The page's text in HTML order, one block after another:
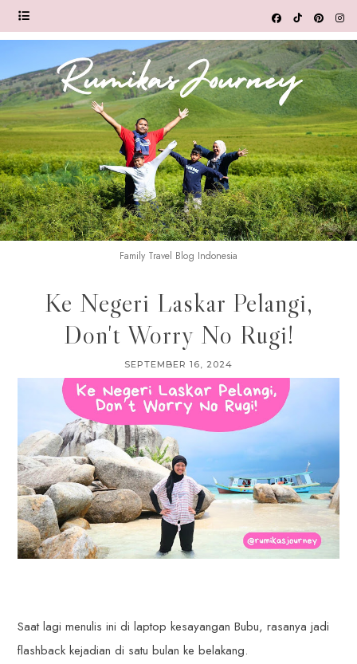
Family Travel Blog Indonesia
Ke Negeri Laskar Pelangi,
Don't Worry No Rugi!
SEPTEMBER 16, 2024
Saat lagi menulis ini di laptop kesayangan Bubu, rasanya jadi
flashback kejadian di satu bulan ke belakang.